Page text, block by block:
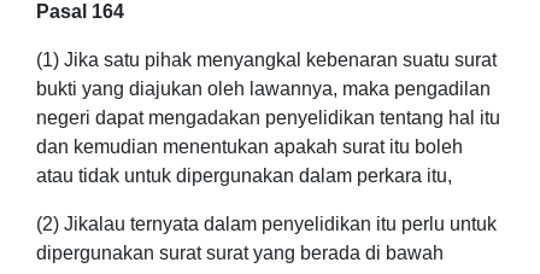
Pasal 164
(1) Jika satu pihak menyangkal kebenaran suatu surat
bukti yang diajukan oleh lawannya, maka pengadilan
negeri dapat mengadakan penyelidikan tentang hal itu
dan kemudian menentukan apakah surat itu boleh
atau tidak untuk dipergunakan dalam perkara itu,
(2) Jikalau ternyata dalam penyelidikan itu perlu untuk
dipergunakan surat surat yang berada di bawah